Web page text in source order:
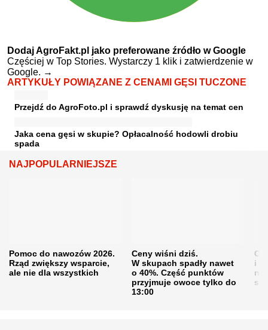
Dodaj AgroFakt.pl jako preferowane źródło w Google
Częściej w Top Stories. Wystarczy 1 klik i zatwierdzenie w
Google. →
ARTYKUŁY POWIĄZANE Z CENAMI GĘSI TUCZONE
Przejdź do AgroFoto.pl i sprawdź dyskusję na temat cen
Jaka cena gęsi w skupie? Opłacalność hodowli drobiu
spada
NAJPOPULARNIEJSZE
Pomoc do nawozów 2026.
Rząd zwiększy wsparcie,
ale nie dla wszystkich
Ceny wiśni dziś.
W skupach spadły nawet
o 40%. Część punktów
przyjmuje owoce tylko do
13:00
i